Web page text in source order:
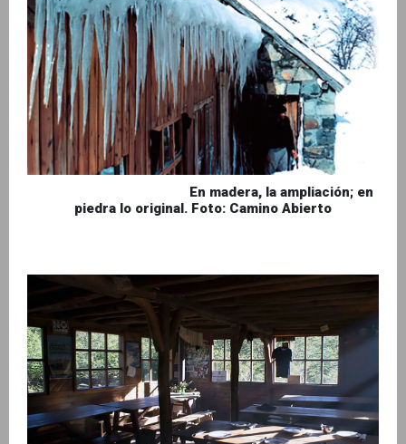
En madera, la ampliación; en
piedra lo original. Foto: Camino Abierto